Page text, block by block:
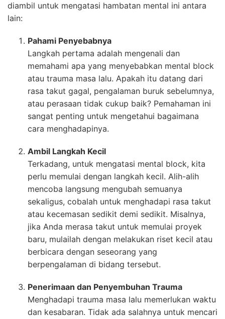
diambil untuk mengatasi hambatan mental ini antara
lain:
Pahami Penyebabnya
Langkah pertama adalah mengenali dan
memahami apa yang menyebabkan mental block
atau trauma masa lalu. Apakah itu datang dari
rasa takut gagal, pengalaman buruk sebelumnya,
atau perasaan tidak cukup baik? Pemahaman ini
sangat penting untuk mengetahui bagaimana
cara menghadapinya.
Ambil Langkah Kecil
Terkadang, untuk mengatasi mental block, kita
perlu memulai dengan langkah kecil. Alih-alih
mencoba langsung mengubah semuanya
sekaligus, cobalah untuk menghadapi rasa takut
atau kecemasan sedikit demi sedikit. Misalnya,
jika Anda merasa takut untuk memulai proyek
baru, mulailah dengan melakukan riset kecil atau
berbicara dengan seseorang yang
berpengalaman di bidang tersebut.
Penerimaan dan Penyembuhan Trauma
Menghadapi trauma masa lalu memerlukan waktu
dan kesabaran. Tidak ada salahnya untuk mencari